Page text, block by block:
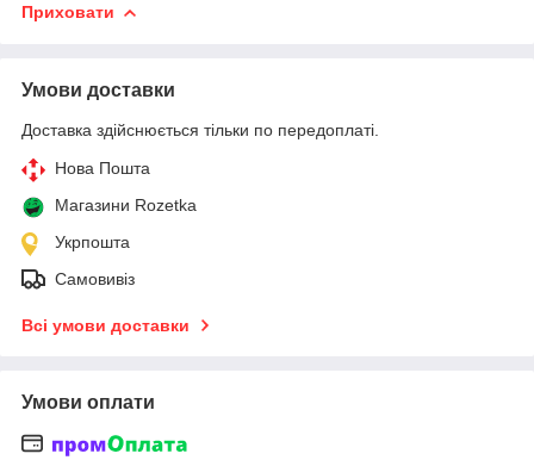
Приховати
Умови доставки
Доставка здійснюється тільки по передоплаті.
Нова Пошта
Магазини Rozetka
Укрпошта
Самовивіз
Всі умови доставки
Умови оплати